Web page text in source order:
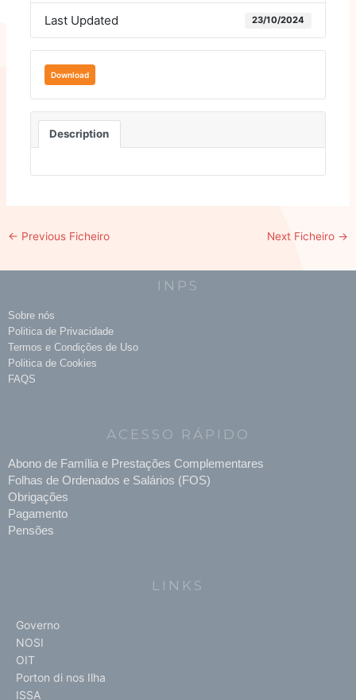
Last Updated 23/10/2024
Download
Description
← Previous Ficheiro Next Ficheiro →
INPS
Sobre nós
Politica de Privacidade
Termos e Condições de Uso
Politica de Cookies
FAQS
ACESSO RÁPIDO
Abono de Família e Prestações Complementares
Folhas de Ordenados e Salários (FOS)
Obrigações
Pagamento
Pensões
LINKS
Governo
NOSI
OIT
Porton di nos Ilha
ISSA